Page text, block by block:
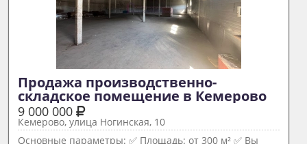
Продажа производственно-
складское помещение в Кемерово
9 000 000
Кемерово, улица Ногинская, 10
Основные параметры: ✅ Площадь: от 300 м² ✅ Вы